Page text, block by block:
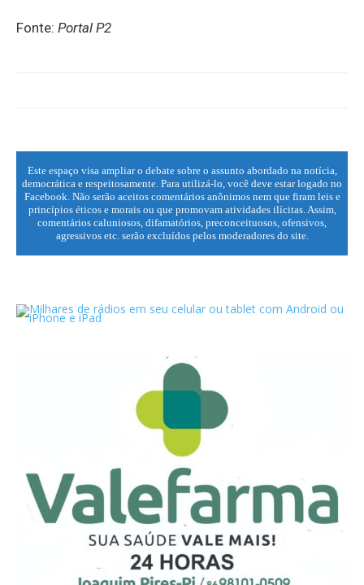
Fonte: Portal P2
Este espaço visa ampliar o debate sobre o assunto abordado na notícia,
democrática e respeitosamente. Para utilizá-lo, você deve estar logado no
Facebook. Não serão aceitos comentários anônimos nem que firam leis e
princípios éticos e morais ou que promovam atividades ilícitas. Assim,
comentários caluniosos, difamatórios, preconceituosos, ofensivos,
agressivos etc. serão excluídos pelos moderadores do site.